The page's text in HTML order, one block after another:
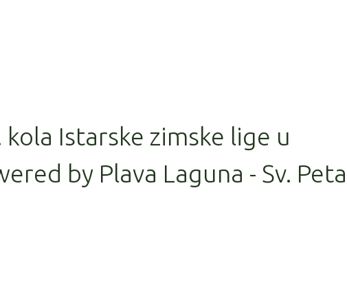
Istarske zimske lige u
by Plava Laguna - Sv.